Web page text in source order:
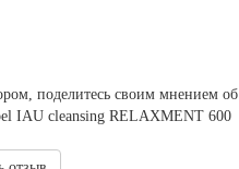
поделитесь своим мнением об
IAU cleansing RELAXMENT 600